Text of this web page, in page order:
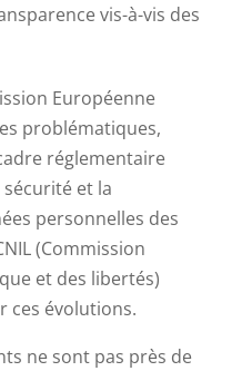
vis-à-vis des
Européenne
problématiques,
réglementaire
et la
personnelles des
(Commission
et des libertés)
ces évolutions.
ne sont pas près de